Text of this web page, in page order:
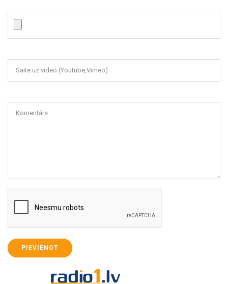
Saite uz video (Youtube,Vimeo)
Komentārs
PIEVIENOT